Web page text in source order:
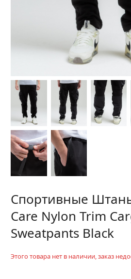
Спортивные
Care Nylon Trim
Sweatpants Black
Этого товара нет в наличии, заказ